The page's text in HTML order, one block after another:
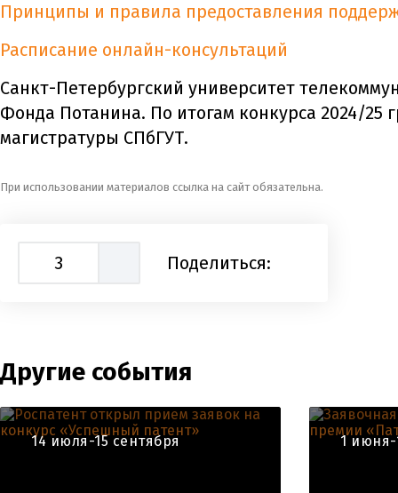
Принципы и правила предоставления
Расписание онлайн-консультаций
Санкт-Петербургский университет
Фонда Потанина. По итогам конкурса 2024/25
магистратуры СПбГУТ.
При использовании материалов ссылка на сайт обязательна.
3 Поделиться:
Другие события
14 июля-15 сентября 1 июня-